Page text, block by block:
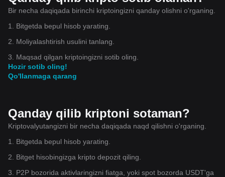
Bir necha daqiqada birinchi kriptoingizni qanday olishni o'rganing.
1. Bitgetda bepul hisob yarating.
2. Moliyalashtirish usulini tanlang.
3. Maqsad qilgan kriptoingizni sotib oling.
Hozir sotib oling!
Qo'llanmaga qarang
Qanday qilib kriptoni sotaman?
Kriptovalyutangizni bir necha daqiqada naqd qilishni o'rganing.
1. Bitgetda bepul hisob yarating.
2. Bitget hisobingizga kripto depozit qiling.
3. P2P bozorida aktivlaringizni fiatga, yoki spot bozorda USDT'ga